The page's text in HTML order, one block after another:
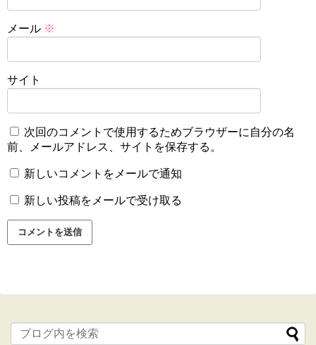
メール ※
サイト
次回のコメントで使用するためブラウザーに自分の名
前、メールアドレス、サイトを保存する。
新しいコメントをメールで通知
新しい投稿をメールで受け取る